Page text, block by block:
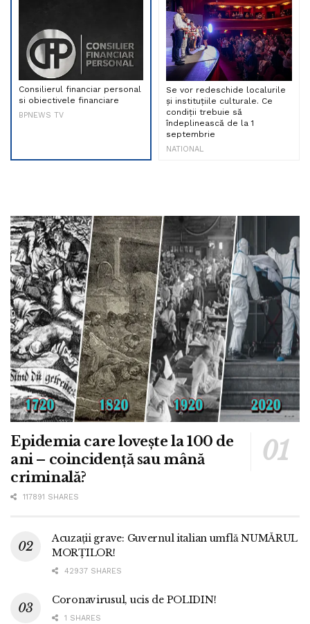
Consilierul financiar personal
si obiectivele financiare
BPNEWS TV
Se vor redeschide localurile
și instituțiile culturale. Ce
condiții trebuie să
îndeplinească de la 1
septembrie
NATIONAL
Epidemia care lovește la 100 de
ani – coincidență sau mână
criminală?
117891 SHARES
Acuzații grave: Guvernul italian umflă NUMĂRUL
MORȚILOR!
42937 SHARES
Coronavirusul, ucis de POLIDIN!
1 SHARES